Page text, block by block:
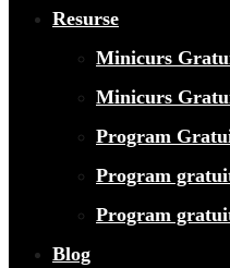
Resurse
Minicurs
Minicurs
Program
Program
Program
Blog